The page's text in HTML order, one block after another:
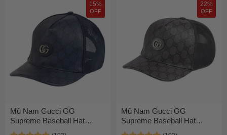
15%
OFF
Mũ Nam Gucci GG
Supreme Baseball Hat
‎733927 4HAXN 8468 Màu
22%
OFF
Mũ Nam Gucci GG
Supreme Baseball Hat
733927 4HAXN 8761 Màu